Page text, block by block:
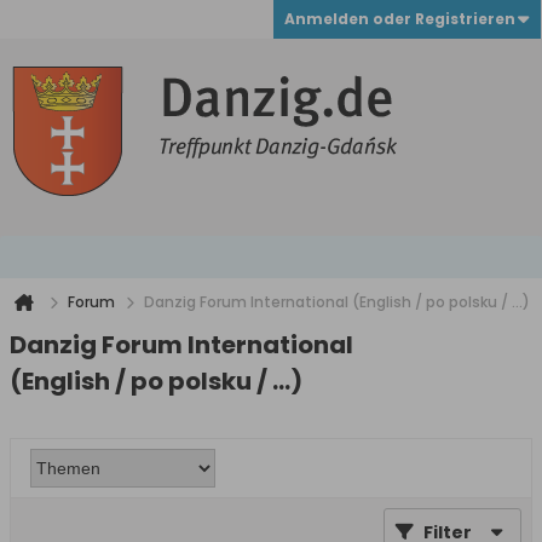
Anmelden oder Registrieren
Forum Danzig Forum International (English / po polsku / ...)
Danzig Forum International
(English / po polsku / ...)
Filter